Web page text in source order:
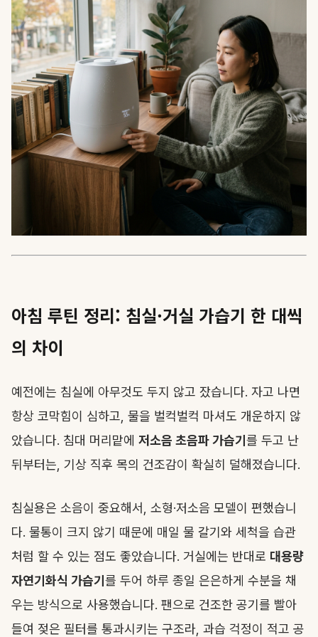
아침 루틴 정리: 침실·거실 가습기 한 대씩
의 차이
예전에는 침실에 아무것도 두지 않고 잤습니다. 자고 나면
항상 코막힘이 심하고, 물을 벌컥벌컥 마셔도 개운하지 않
았습니다. 침대 머리맡에 저소음 초음파 가습기 를 두고 난
뒤부터는, 기상 직후 목의 건조감이 확실히 덜해졌습니다.
침실용은 소음이 중요해서, 소형·저소음 모델이 편했습니
다. 물통이 크지 않기 때문에 매일 물 갈기와 세척을 습관
처럼 할 수 있는 점도 좋았습니다. 거실에는 반대로 대용량
자연기화식 가습기 를 두어 하루 종일 은은하게 수분을 채
우는 방식으로 사용했습니다. 팬으로 건조한 공기를 빨아
들여 젖은 필터를 통과시키는 구조라, 과습 걱정이 적고 공